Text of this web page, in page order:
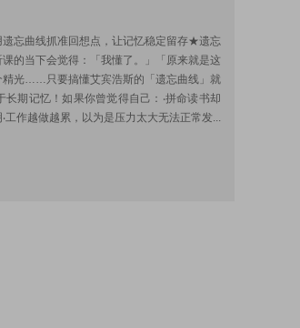
忘曲线抓准回想点，让记忆稳定留存★遗忘
的当下会觉得：「我懂了。」「原来就是这
精光……只要搞懂艾宾浩斯的「遗忘曲线」就
期记忆！如果你曾觉得自己：‧拼命读书却
工作越做越累，以为是压力太大无法正常发...